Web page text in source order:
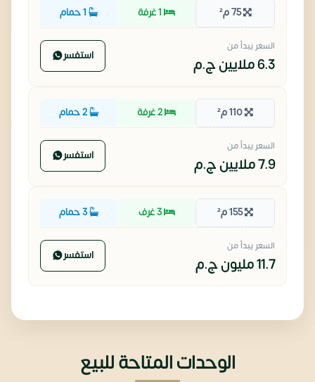
75 م² 1 غرفة
السعر يبدأ من
6.3 ملايين ج.م استفسر
110 م² 2 غرفة 2 حمام
السعر يبدأ من
7.9 ملايين ج.م استفسر
155 م² 3 غرف 3 حمام
السعر يبدأ من
11.7 مليون ج.م استفسر
الوحدات المتاحة للبيع